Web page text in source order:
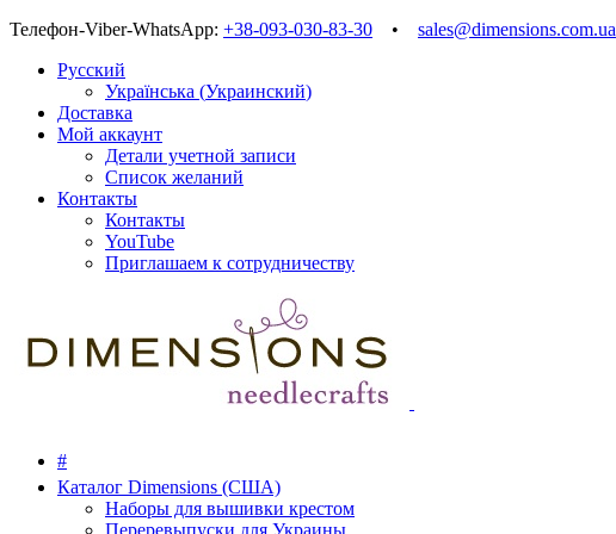
Телефон-Viber-WhatsApp: +38-093-030-83-30 • sales@dimensions.com.ua
Русский
Українська (Украинский)
Доставка
Мой аккаунт
Детали учетной записи
Список желаний
Контакты
Контакты
YouTube
Приглашаем к сотрудничеству
#
Каталог Dimensions (США)
Наборы для вышивки крестом
Переревыпуски для Украины